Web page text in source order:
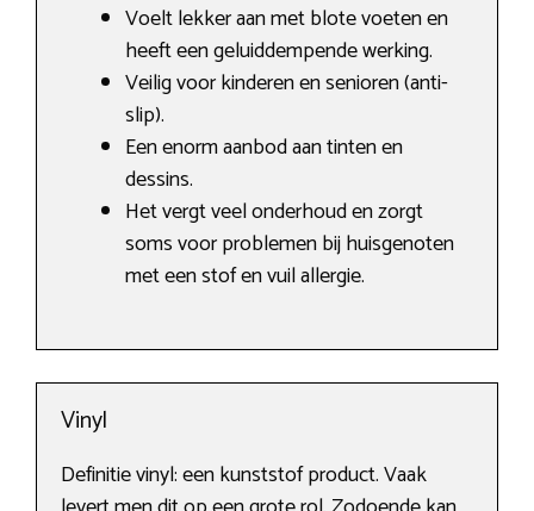
Voelt lekker aan met blote voeten en
heeft een geluiddempende werking.
Veilig voor kinderen en senioren (anti-
slip).
Een enorm aanbod aan tinten en
dessins.
Het vergt veel onderhoud en zorgt
soms voor problemen bij huisgenoten
met een stof en vuil allergie.
Vinyl
Definitie vinyl: een kunststof product. Vaak